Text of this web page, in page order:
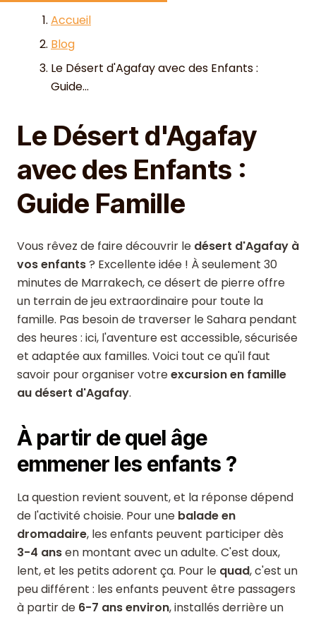
Skip to content
Accueil
Blog
Le Désert d'Agafay avec des Enfants :
Guide...
Le Désert d'Agafay
avec des Enfants :
Guide Famille
Vous rêvez de faire découvrir le désert d'Agafay à
vos enfants? Excellente idée ! À seulement 30
minutes de Marrakech, ce désert de pierre offre
un terrain de jeu extraordinaire pour toute la
famille. Pas besoin de traverser le Sahara pendant
des heures : ici, l'aventure est accessible, sécurisée
et adaptée aux familles. Voici tout ce qu'il faut
savoir pour organiser votreexcursion en famille
au désert d'Agafay.
À partir de quel âge
emmener les enfants ?
La question revient souvent, et la réponse dépend
de l'activité choisie. Pour une balade en
dromadaire, les enfants peuvent participer dès
3-4 ansen montant avec un adulte. C'est doux,
lent, et les petits adorent ça. Pour le quad, c'est un
peu différent : les enfants peuvent être passagers
à partir de 6-7 ans environ, installés derrière un